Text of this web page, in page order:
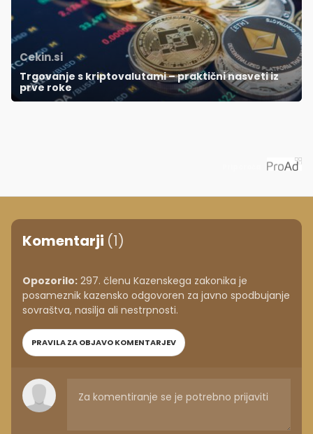
Cekin.si
Trgovanje s kriptovalutami – praktični nasveti iz
prve roke
Komentarji (1)
Opozorilo: 297. členu Kazenskega zakonika je
posameznik kazensko odgovoren za javno spodbujanje
sovraštva, nasilja ali nestrpnosti.
PRAVILA ZA OBJAVO KOMENTARJEV